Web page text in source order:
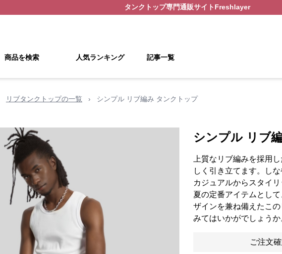
タンクトップ専門通販サイト Freshlayer
商品を検索 人気ランキング 記事一覧
リブタンクトップの一覧 › シンプル リブ編み タンクトップ
シンプル リブ
上質なリブ編みを採用
しく引き立てます。し
カジュアルからスタイ
夏の定番アイテムとし
ザインを兼ね備えたこ
みてはいかがでしょうか
ご注文